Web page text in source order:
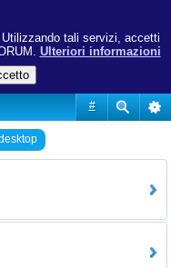
tali servizi, accetti
Ulteriori informazioni
#